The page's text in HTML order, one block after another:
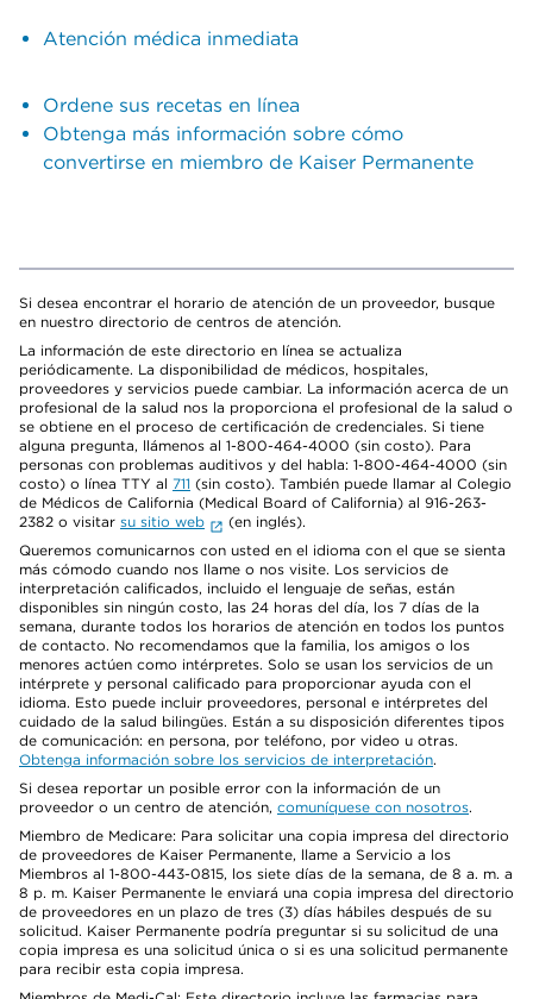
Atención médica inmediata
Ordene sus recetas en línea
Obtenga más información sobre cómo
convertirse en miembro de Kaiser Permanente
Si desea encontrar el horario de atención de un proveedor, busque
en nuestro directorio de centros de atención.
La información de este directorio en línea se actualiza
periódicamente. La disponibilidad de médicos, hospitales,
proveedores y servicios puede cambiar. La información acerca de un
profesional de la salud nos la proporciona el profesional de la salud o
se obtiene en el proceso de certificación de credenciales. Si tiene
alguna pregunta, llámenos al 1-800-464-4000 (sin costo). Para
personas con problemas auditivos y del habla: 1-800-464-4000 (sin
costo) o línea TTY al 711 (sin costo). También puede llamar al Colegio
de Médicos de California (Medical Board of California) al 916-263-
2382 o visitar su sitio web
(en inglés).
Queremos comunicarnos con usted en el idioma con el que se sienta
más cómodo cuando nos llame o nos visite. Los servicios de
interpretación calificados, incluido el lenguaje de señas, están
disponibles sin ningún costo, las 24 horas del día, los 7 días de la
semana, durante todos los horarios de atención en todos los puntos
de contacto. No recomendamos que la familia, los amigos o los
menores actúen como intérpretes. Solo se usan los servicios de un
intérprete y personal calificado para proporcionar ayuda con el
idioma. Esto puede incluir proveedores, personal e intérpretes del
cuidado de la salud bilingües. Están a su disposición diferentes tipos
de comunicación: en persona, por teléfono, por video u otras.
Obtenga información sobre los servicios de interpretación.
Si desea reportar un posible error con la información de un
proveedor o un centro de atención, comuníquese con nosotros.
Miembro de Medicare: Para solicitar una copia impresa del directorio
de proveedores de Kaiser Permanente, llame a Servicio a los
Miembros al 1-800-443-0815, los siete días de la semana, de 8 a. m. a
8 p. m. Kaiser Permanente le enviará una copia impresa del directorio
de proveedores en un plazo de tres (3) días hábiles después de su
solicitud. Kaiser Permanente podría preguntar si su solicitud de una
copia impresa es una solicitud única o si es una solicitud permanente
para recibir esta copia impresa.